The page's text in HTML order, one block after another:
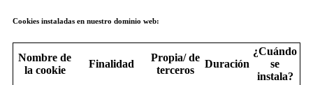
Cookies instaladas en nuestro dominio web:
Nombre de
la cookie
Finalidad
Propia/ de
terceros
Duración
¿Cuándo
se
instala?